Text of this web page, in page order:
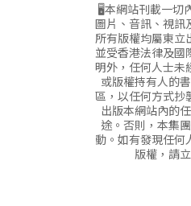
🖥本網站刊載一切
圖片、音訊、視訊
所有版權均屬東立
並受香港法律及國
明外，任何人士未
或版權持有人的
區，以任何方式抄
出版本網站內的
途。否則，本集
動。如有發現任何
版權，請